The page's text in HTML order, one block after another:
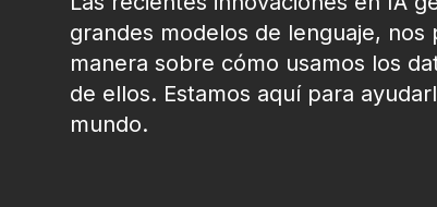
grandes modelos de lenguaje,
manera sobre cómo usamos los
de ellos. Estamos aquí para
mundo.